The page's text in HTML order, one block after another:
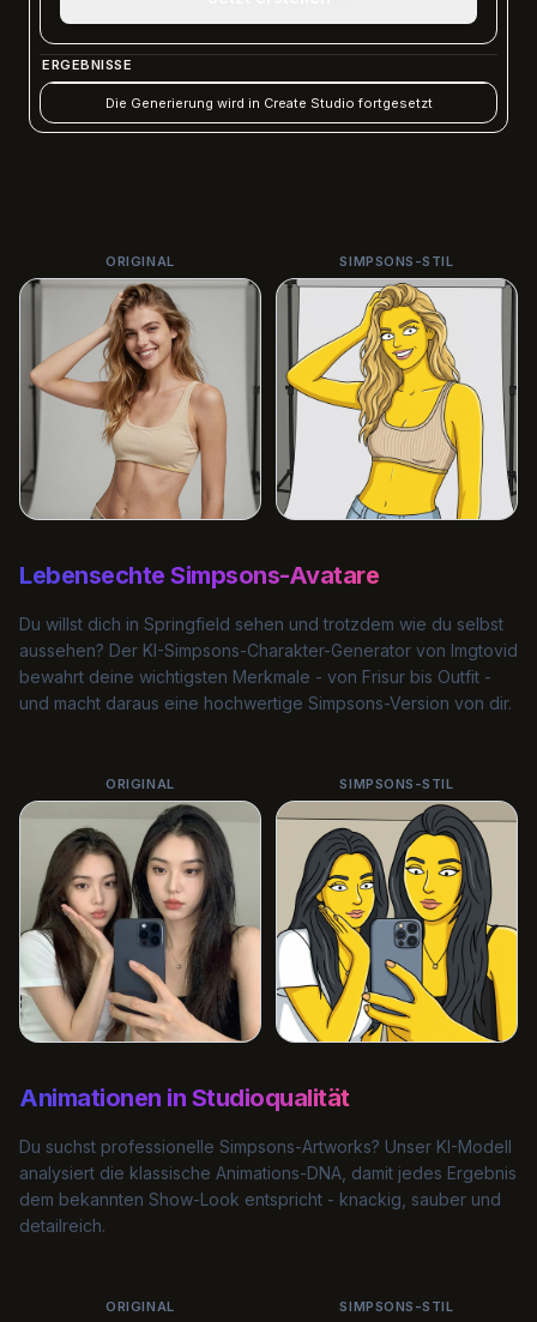
ERGEBNISSE
Die Generierung wird in Create Studio fortgesetzt
ORIGINAL SIMPSONS-STIL
Lebensechte Simpsons-Avatare
Du willst dich in Springfield sehen und trotzdem wie du selbst
aussehen? Der KI-Simpsons-Charakter-Generator von Imgtovid
bewahrt deine wichtigsten Merkmale - von Frisur bis Outfit -
und macht daraus eine hochwertige Simpsons-Version von dir.
Animationen in Studioqualität
Du suchst professionelle Simpsons-Artworks? Unser KI-Modell
analysiert die klassische Animations-DNA, damit jedes Ergebnis
dem bekannten Show-Look entspricht - knackig, sauber und
detailreich.
ORIGINAL SIMPSONS-STIL
ORIGINAL SIMPSONS-STIL